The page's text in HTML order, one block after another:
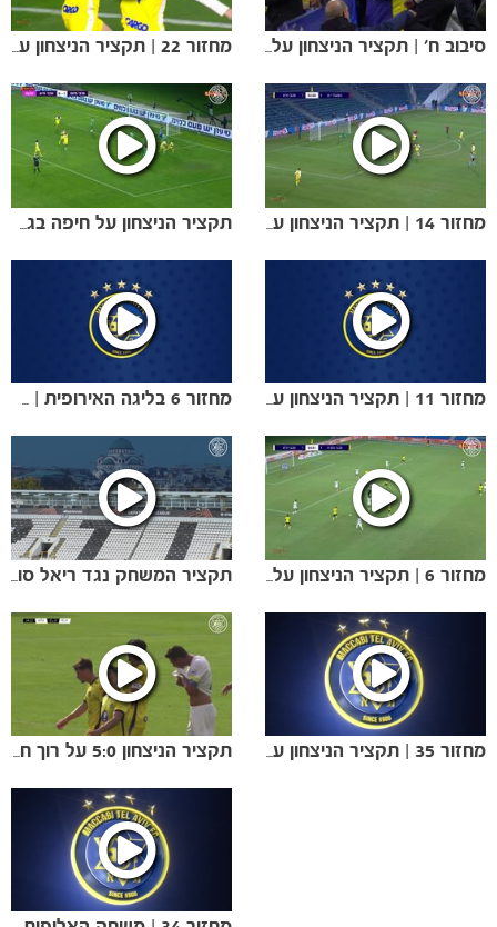
ותוצאות
מחזור 22 | תקציר הניצחון על ק״ש (2-1) סיבוב ח׳ | תקציר הניצחון על הפועל י-ם בגביע המדינה (3:0)
מחזור 6 בליגה האירופית | תקציר הניצחון על ריגה (2:1) מחזור 11 | תקציר הניצחון על בני ריינה 2:1
תקציר הניצחון 5:0 על רוך חוז'וב מחזור 35 | תקציר הניצחון על הפועל חיפה